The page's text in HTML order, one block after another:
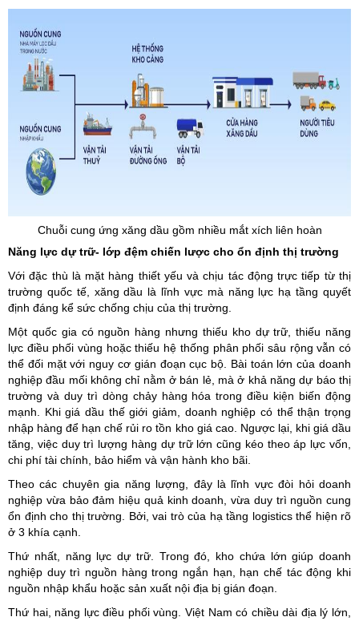
Chuỗi cung ứng xăng dầu gồm nhiều mắt xích liên hoàn
Năng lực dự trữ- lớp đệm chiến lược cho ổn định thị trường
Với đặc thù là mặt hàng thiết yếu và chịu tác động trực tiếp từ thị
trường quốc tế, xăng dầu là lĩnh vực mà năng lực hạ tầng quyết
định đáng kể sức chống chịu của thị trường.
Một quốc gia có nguồn hàng nhưng thiếu kho dự trữ, thiếu năng
lực điều phối vùng hoặc thiếu hệ thống phân phối sâu rộng vẫn có
thể đối mặt với nguy cơ gián đoạn cục bộ. Bài toán lớn của doanh
nghiệp đầu mối không chỉ nằm ở bán lẻ, mà ở khả năng dự báo thị
trường và duy trì dòng chảy hàng hóa trong điều kiện biến động
mạnh. Khi giá dầu thế giới giảm, doanh nghiệp có thể thận trọng
nhập hàng để hạn chế rủi ro tồn kho giá cao. Ngược lại, khi giá dầu
tăng, việc duy trì lượng hàng dự trữ lớn cũng kéo theo áp lực vốn,
chi phí tài chính, bảo hiểm và vận hành kho bãi.
Theo các chuyên gia năng lượng, đây là lĩnh vực đòi hỏi doanh
nghiệp vừa bảo đảm hiệu quả kinh doanh, vừa duy trì nguồn cung
ổn định cho thị trường. Bởi, vai trò của hạ tầng logistics thể hiện rõ
ở 3 khía cạnh.
Thứ nhất, năng lực dự trữ. Trong đó, kho chứa lớn giúp doanh
nghiệp duy trì nguồn hàng trong ngắn hạn, hạn chế tác động khi
nguồn nhập khẩu hoặc sản xuất nội địa bị gián đoạn.
Thứ hai, năng lực điều phối vùng. Việt Nam có chiều dài địa lý lớn,